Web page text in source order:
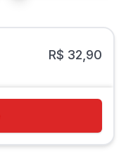
R$ 32,90